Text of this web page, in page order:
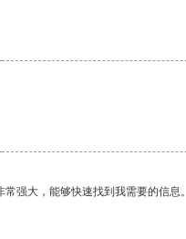
强大，能够快速找到我需要的信息。